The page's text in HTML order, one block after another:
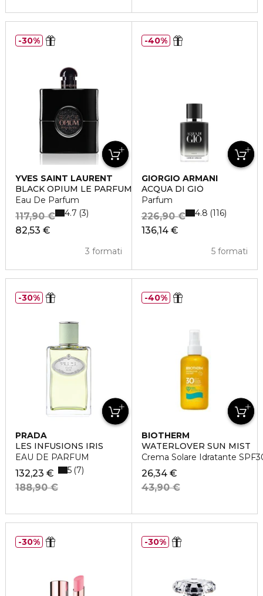
YVES SAINT LAURENT
BLACK OPIUM LE PARFUM
Eau De Parfum
82,53 €
117,90 €
3 formati
4.7 3
30%
GIORGIO ARMANI
ACQUA DI GIÒ
Parfum
136,14 €
226,90 €
5 formati
4.8 116
40%
PRADA
LES INFUSIONS IRIS
EAU DE PARFUM
132,23 €
188,90 €
5 7
30%
BIOTHERM
WATERLOVER SUN MIST
Crema Solare Idratante
26,34 €
43,90 €
40%
30% 30%